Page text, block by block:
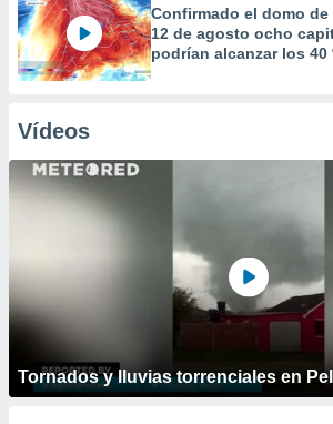
Confirmado el domo
12 de agosto ocho
podrían alcanzar los 40
Vídeos
Tornados y lluvias torrenciales en